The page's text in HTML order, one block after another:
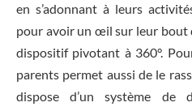
en s’adonnant à leurs
pour avoir un œil sur leur bout
dispositif pivotant à 360°.
parents permet aussi de le
dispose d’un système de